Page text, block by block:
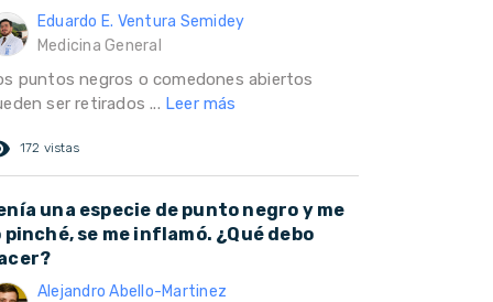
Eduardo E. Ventura Semidey
Medicina General
puntos negros o comedones abiertos
ser retirados ... Leer más
172 vistas
una especie de punto negro y me
pinché, se me inflamó. ¿Qué debo
Alejandro Abello-Martinez